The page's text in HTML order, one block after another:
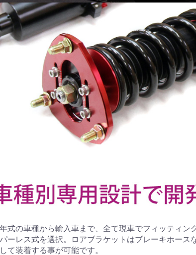
式の車種から輸入車まで、全て現車でフィッティン
ーレス式を選択。ロアブラケットはブレーキホース
て装着する事が可能です。